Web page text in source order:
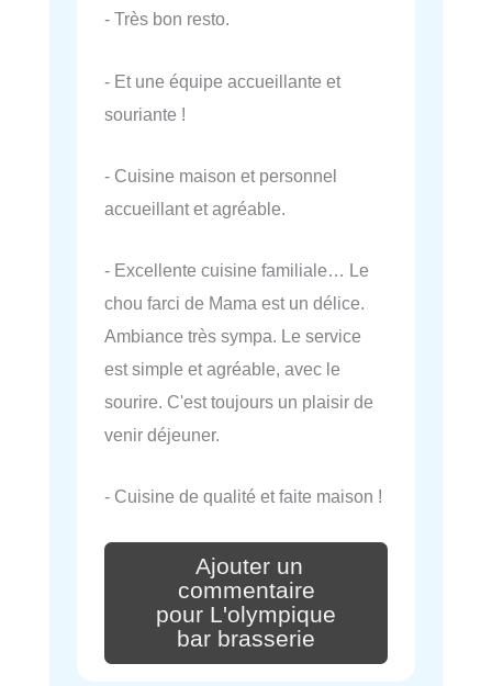
- Très bon resto.
- Et une équipe accueillante et
souriante !
- Cuisine maison et personnel
accueillant et agréable.
- Excellente cuisine familiale… Le
chou farci de Mama est un délice.
Ambiance très sympa. Le service
est simple et agréable, avec le
sourire. C'est toujours un plaisir de
venir déjeuner.
- Cuisine de qualité et faite maison !
Ajouter un
commentaire
pour L'olympique
bar brasserie